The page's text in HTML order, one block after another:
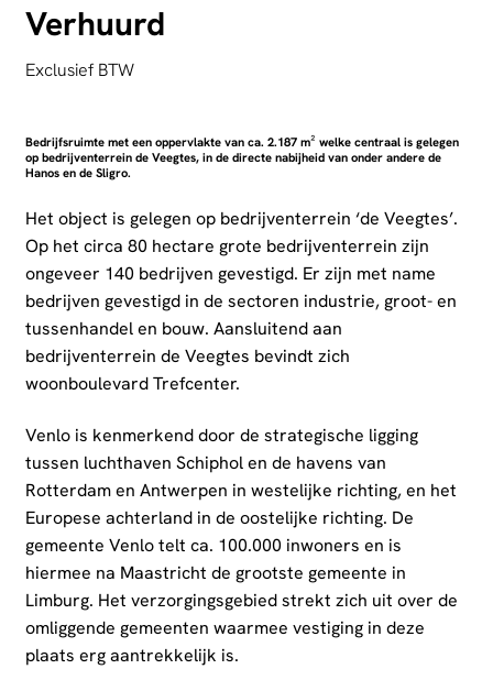
Verhuurd
Exclusief BTW
Bedrijfsruimte met een oppervlakte van ca. 2.187 m² welke centraal is gelegen
op bedrijventerrein de Veegtes, in de directe nabijheid van onder andere de
Hanos en de Sligro.
Het object is gelegen op bedrijventerrein ‘de Veegtes’.
Op het circa 80 hectare grote bedrijventerrein zijn
ongeveer 140 bedrijven gevestigd. Er zijn met name
bedrijven gevestigd in de sectoren industrie, groot- en
tussenhandel en bouw. Aansluitend aan
bedrijventerrein de Veegtes bevindt zich
woonboulevard Trefcenter.
Venlo is kenmerkend door de strategische ligging
tussen luchthaven Schiphol en de havens van
Rotterdam en Antwerpen in westelijke richting, en het
Europese achterland in de oostelijke richting. De
gemeente Venlo telt ca. 100.000 inwoners en is
hiermee na Maastricht de grootste gemeente in
Limburg. Het verzorgingsgebied strekt zich uit over de
omliggende gemeenten waarmee vestiging in deze
plaats erg aantrekkelijk is.